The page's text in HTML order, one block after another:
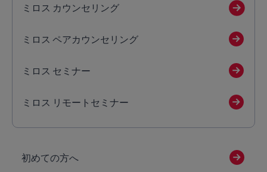
ミロス カウンセリング
ミロス ペアカウンセリング
ミロス セミナー
ミロス リモートセミナー
初めての方へ